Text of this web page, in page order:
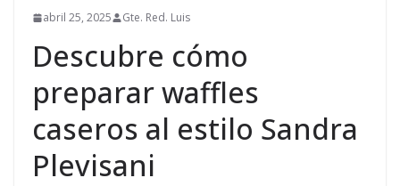
abril 25, 2025 Gte. Red. Luis
Descubre cómo
preparar waffles
caseros al estilo Sandra
Plevisani